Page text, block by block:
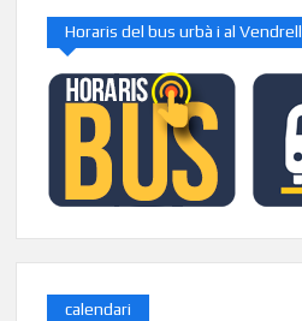
Horaris del bus urbà i al Vendrell
calendari